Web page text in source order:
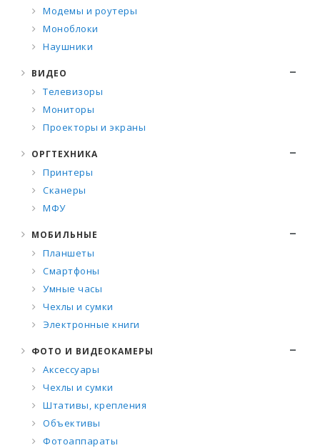
Модемы и роутеры
Моноблоки
Наушники
ВИДЕО
Телевизоры
Мониторы
Проекторы и экраны
ОРГТЕХНИКА
Принтеры
Сканеры
МФУ
МОБИЛЬНЫЕ
Планшеты
Смартфоны
Умные часы
Чехлы и сумки
Электронные книги
ФОТО И ВИДЕОКАМЕРЫ
Аксессуары
Чехлы и сумки
Штативы, крепления
Объективы
Фотоаппараты